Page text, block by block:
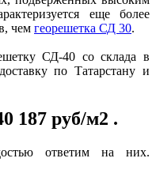
еще более
чем георешетка СД 30.
СД-40 со склада в
по Татарстану и
187 руб/м2 .
ответим на них.